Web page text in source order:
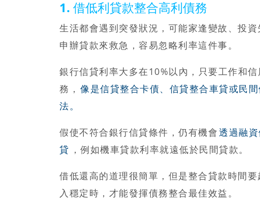
1. 借低利貸款整合高利債務
生活都會遇到突發狀況，可能家逢變故、投
申辦貸款來救急，容易忽略利率這件事。
銀行信貸利率大多在10%以內，只要工作和
務， 像是信貸整合卡債、信貸整合車貸或民
法。
假使不符合銀行信貸條件，仍有機會透過融
貸 ，例如機車貸款利率就遠低於民間貸款。
借低還高的道理很簡單，但是整合貸款時間
入穩定時，才能發揮債務整合最佳效益。